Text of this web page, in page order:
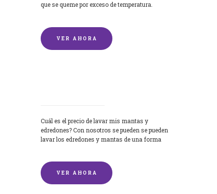
que se queme por exceso de temperatura.
VER AHORA
Cuál es el precio de lavar mis mantas y
edredones? Con nosotros se pueden se pueden
lavar los edredones y mantas de una forma
VER AHORA